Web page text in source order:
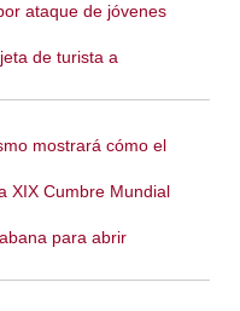
ataque de jóvenes
de turista a
mostrará cómo el
XIX Cumbre Mundial
para abrir